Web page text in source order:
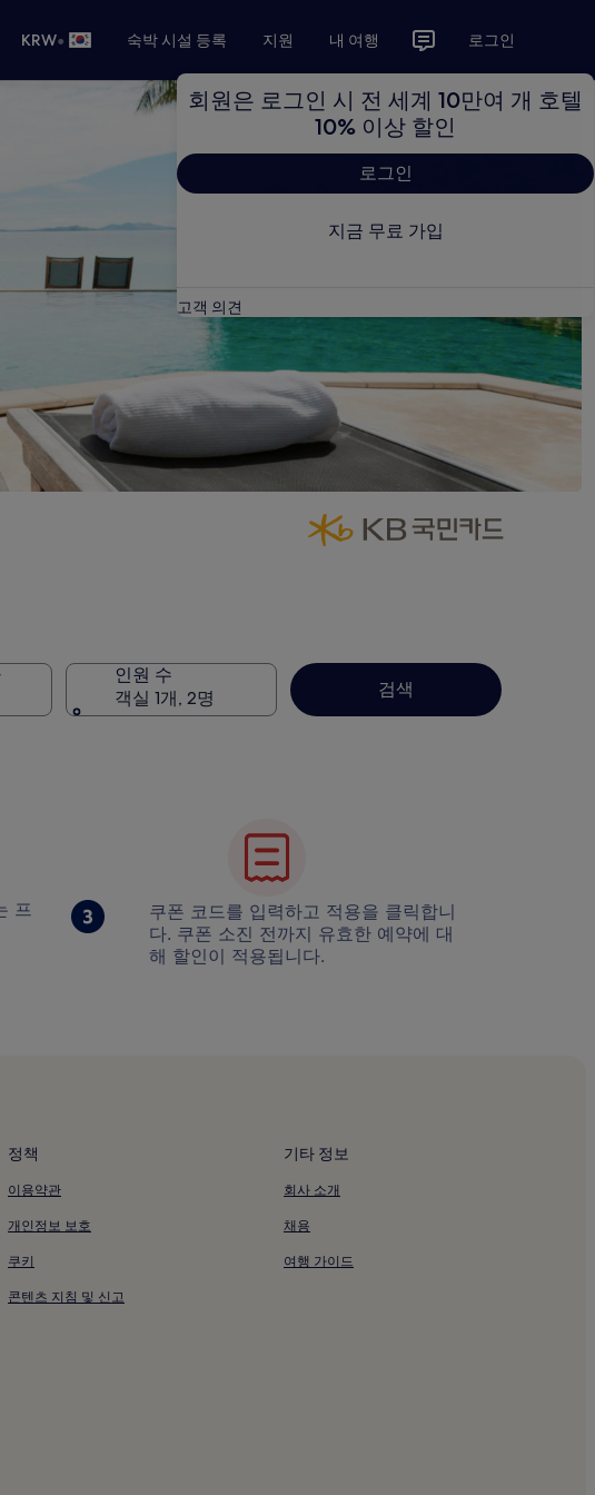
KRW• 숙박 시설 등록 지원 내 여행 로그인
회원은 로그인 시 전 세계 10만여 개 호텔
10% 이상 할인
로그인
지금 무료 가입
고객 의견
인원 수
객실 1개, 2명
검색
프
쿠폰 코드를 입력하고 적용을 클릭합니
다. 쿠폰 소진 전까지 유효한 예약에 대
해 할인이 적용됩니다.
정책
이용약관
개인정보 보호
쿠키
콘텐츠 지침 및 신고
기타 정보
회사 소개
채용
여행 가이드